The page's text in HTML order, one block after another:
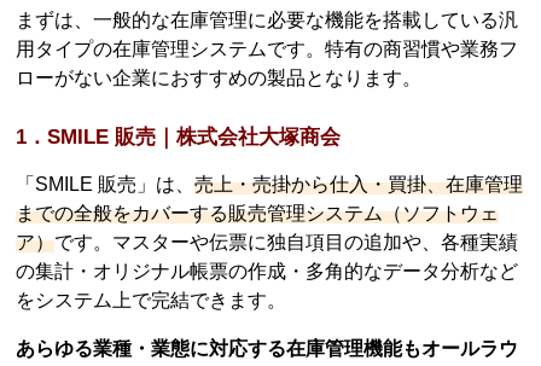
まずは、一般的な在庫管理に必要な機能を搭載している汎
用タイプの在庫管理システムです。特有の商習慣や業務フ
ローがない企業におすすめの製品となります。
1．SMILE 販売｜株式会社大塚商会
「SMILE 販売」は、売上・売掛から仕入・買掛、在庫管理
までの全般をカバーする販売管理システム（ソフトウェ
ア）です。マスターや伝票に独自項目の追加や、各種実績
の集計・オリジナル帳票の作成・多角的なデータ分析など
をシステム上で完結できます。
あらゆる業種・業態に対応する在庫管理機能もオールラウ